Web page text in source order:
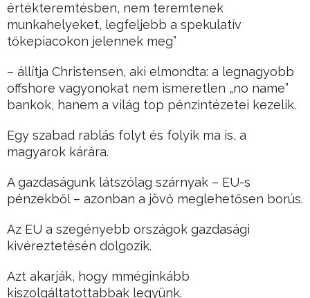
értékteremtésben, nem teremtenek
munkahelyeket, legfeljebb a spekulatív
tőkepiacokon jelennek meg”
– állítja Christensen, aki elmondta: a legnagyobb
offshore vagyonokat nem ismeretlen „no name”
bankok, hanem a világ top pénzintézetei kezelik.
Egy szabad rablás folyt és folyik ma is, a
magyarok kárára.
A gazdaságunk látszólag szárnyak – EU-s
pénzekből – azonban a jövő meglehetősen borús.
Az EU a szegényebb országok gazdasági
kivéreztetésén dolgozik.
Azt akarják, hogy mméginkább
kiszolgáltatottabbak legyünk.